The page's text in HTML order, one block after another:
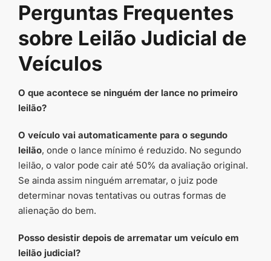
Perguntas Frequentes
sobre Leilão Judicial de
Veículos
O que acontece se ninguém der lance no primeiro
leilão?
O veículo vai automaticamente para o segundo
leilão, onde o lance mínimo é reduzido. No segundo
leilão, o valor pode cair até 50% da avaliação original.
Se ainda assim ninguém arrematar, o juiz pode
determinar novas tentativas ou outras formas de
alienação do bem.
Posso desistir depois de arrematar um veículo em
leilão judicial?